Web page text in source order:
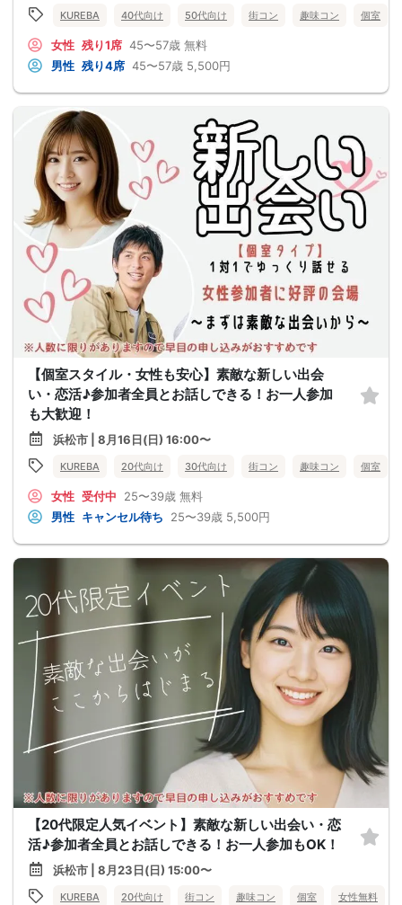
KUREBA 40代向け 50代向け 街コン 趣味コン 個室
女性 残り1席 45〜57歳 無料
男性 残り4席 45〜57歳 5,500円
【個室スタイル・女性も安心】素敵な新しい出会
い・恋活♪参加者全員とお話しできる！お一人参加
も大歓迎！
浜松市 | 8月16日(日) 16:00〜
KUREBA 20代向け 30代向け 街コン 趣味コン 個室
女性 受付中 25〜39歳 無料
男性 キャンセル待ち 25〜39歳 5,500円
【20代限定人気イベント】素敵な新しい出会い・恋
活♪参加者全員とお話しできる！お一人参加もOK！
浜松市 | 8月23日(日) 15:00〜
KUREBA 20代向け 街コン 趣味コン 個室 女性無料